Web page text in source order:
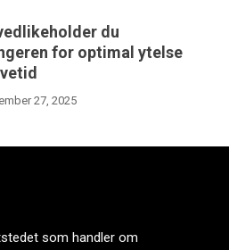
du
for optimal ytelse
27, 2025
som handler om